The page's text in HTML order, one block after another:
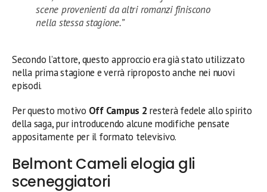
scene provenienti da altri romanzi finiscono
nella stessa stagione.”
Secondo l’attore, questo approccio era già stato utilizzato
nella prima stagione e verrà riproposto anche nei nuovi
episodi.
Per questo motivo Off Campus 2 resterà fedele allo spirito
della saga, pur introducendo alcune modifiche pensate
appositamente per il formato televisivo.
Belmont Cameli elogia gli
sceneggiatori